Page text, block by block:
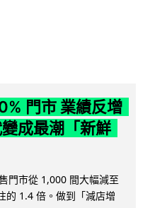
門市 業績反增
成最潮「新鮮
門市從 1,000 間大幅減至
的 1.4 倍。做到「減店增